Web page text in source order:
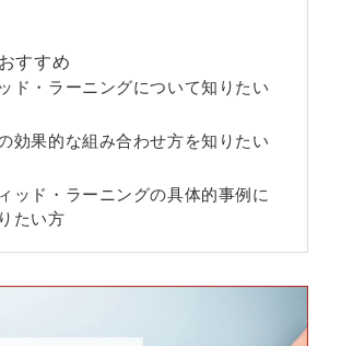
すすめ
ド・ラーニングについて知りたい
効果的な組み合わせ方を知りたい
ッド・ラーニングの具体的事例に
たい方